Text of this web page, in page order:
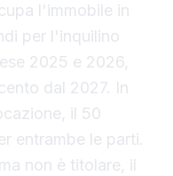
l'immobile in
per l'inquilino
2025 e 2026,
dal 2027. In
il 50
entrambe le parti.
non è titolare, il